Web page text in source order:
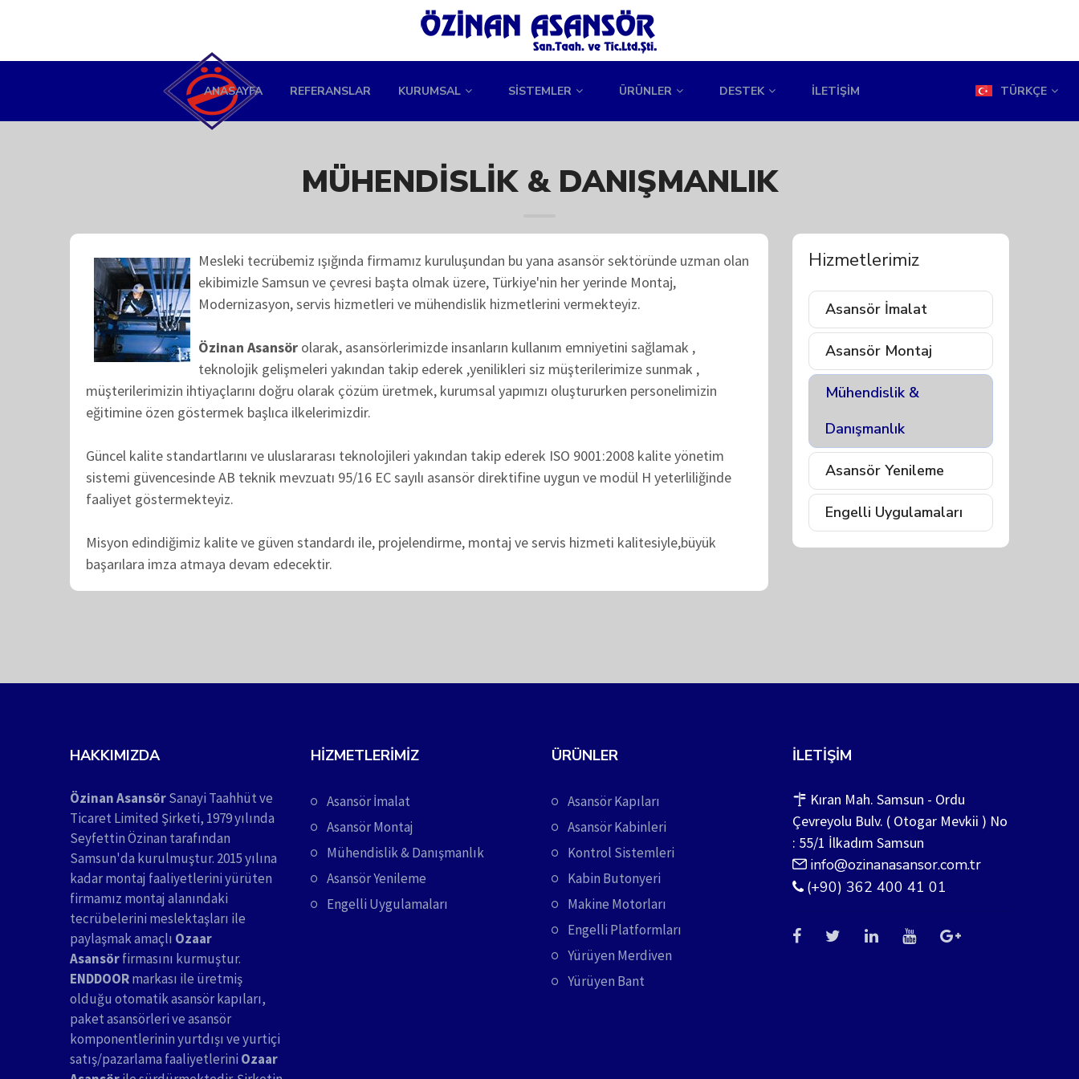
ANASAYFA REFERANSLAR KURUMSAL SİSTEMLER ÜRÜNLER DESTEK İLETIŞIM TÜRKÇE
MÜHENDISLIK & DANIŞMANLIK
Mesleki tecrübemiz ışığında firmamız kuruluşundan bu yana asansör sektöründe uzman olan
ekibimizle Samsun ve çevresi başta olmak üzere, Türkiye'nin her yerinde Montaj,
Modernizasyon, servis hizmetleri ve mühendislik hizmetlerini vermekteyiz.
Özinan Asansör olarak, asansörlerimizde insanların kullanım emniyetini sağlamak ,
teknolojik gelişmeleri yakından takip ederek ,yenilikleri siz müşterilerimize sunmak ,
müşterilerimizin ihtiyaçlarını doğru olarak çözüm üretmek, kurumsal yapımızı oluştururken personelimizin
eğitimine özen göstermek başlıca ilkelerimizdir.
Güncel kalite standartlarını ve uluslararası teknolojileri yakından takip ederek ISO 9001:2008 kalite yönetim
sistemi güvencesinde AB teknik mevzuatı 95/16 EC sayılı asansör direktifine uygun ve modül H yeterliliğinde
faaliyet göstermekteyiz.
Misyon edindiğimiz kalite ve güven standardı ile, projelendirme, montaj ve servis hizmeti kalitesiyle,büyük
başarılara imza atmaya devam edecektir.
Hizmetlerimiz
Asansör İmalat
Asansör Montaj
Mühendislik &
Danışmanlık
Asansör Yenileme
Engelli Uygulamaları
HAKKIMIZDA
Özinan AsansörSanayi Taahhüt ve
Ticaret Limited Şirketi, 1979 yılında
Seyfettin Özinan tarafından
Samsun'da kurulmuştur. 2015 yılına
kadar montaj faaliyetlerini yürüten
firmamız montaj alanındaki
tecrübelerini meslektaşları ile
paylaşmak amaçlı Ozaar
Asansörfirmasını kurmuştur.
ENDDOORmarkası ile üretmiş
olduğu otomatik asansör kapıları,
paket asansörleri ve asansör
komponentlerinin yurtdışı ve yurtiçi
satış/pazarlama faaliyetlerini Ozaar
HIZMETLERIMIZ
Asansör İmalat
Asansör Montaj
Mühendislik & Danışmanlık
Asansör Yenileme
Engelli Uygulamaları
ÜRÜNLER
Asansör Kapıları
Asansör Kabinleri
Kontrol Sistemleri
Kabin Butonyeri
Makine Motorları
Engelli Platformları
Yürüyen Merdiven
Yürüyen Bant
İLETIŞIM
Kıran Mah. Samsun - Ordu
Çevreyolu Bulv. ( Otogar Mevkii ) No
: 55/1 İlkadım Samsun
info@ozinanasansor.com.tr
(+90) 362 400 41 01